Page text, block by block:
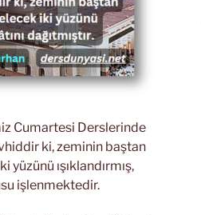
Cumartesi Derslerinde
ki, zeminin baştan
ışıklandırmış,
işlenmektedir.